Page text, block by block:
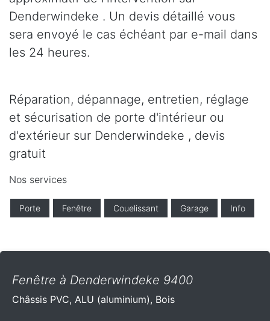
Denderwindeke . Un devis détaillé vous
sera envoyé le cas échéant par e-mail dans
les 24 heures.
Réparation, dépannage, entretien, réglage
et sécurisation de porte d'intérieur ou
d'extérieur sur Denderwindeke , devis
gratuit
Nos services
Porte Fenêtre Couelissant Garage Info
Fenêtre à Denderwindeke 9400
Châssis PVC, ALU (aluminium), Bois